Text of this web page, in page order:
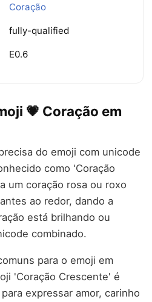
Coração
fully-qualified
E0.6
💗 Coração em
do emoji com unicode
como 'Coração
um coração rosa ou roxo
ao redor, dando a
está brilhando ou
combinado.
para o emoji em
'Coração Crescente' é
expressar amor, carinho